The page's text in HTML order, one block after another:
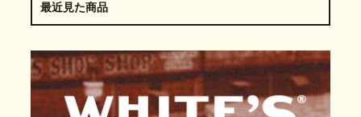
最近見た商品